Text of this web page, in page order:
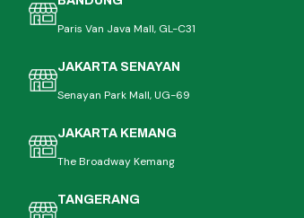
Paris Van Java Mall, GL-C31
JAKARTA SENAYAN
Senayan Park Mall, UG-69
JAKARTA KEMANG
The Broadway Kemang
TANGERANG